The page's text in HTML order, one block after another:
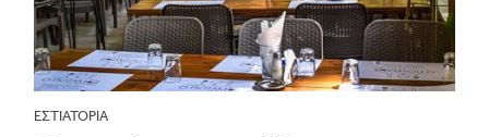
ΕΣΤΙΑΤΌΡΙΑ